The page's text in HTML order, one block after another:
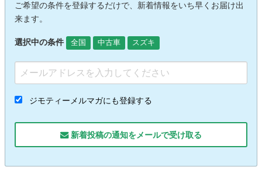
ご希望の条件を登録するだけで、新着情報をいち早くお届け出
来ます。
選択中の条件 全国 中古車 スズキ
ジモティーメルマガにも登録する
新着投稿の通知をメールで受け取る